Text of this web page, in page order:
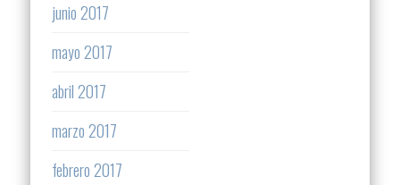
junio 2017
mayo 2017
abril 2017
marzo 2017
febrero 2017